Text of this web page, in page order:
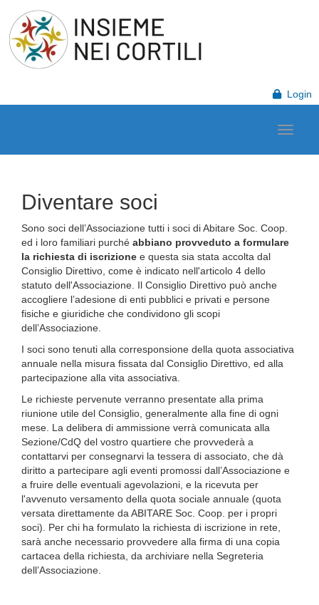
Login
Diventare soci
Sono soci dell’Associazione tutti i soci di Abitare Soc. Coop.
ed i loro familiari purché abbiano provveduto a formulare
la richiesta di iscrizione e questa sia stata accolta dal
Consiglio Direttivo, come è indicato nell'articolo 4 dello
statuto dell'Associazione. Il Consiglio Direttivo può anche
accogliere l’adesione di enti pubblici e privati e persone
fisiche e giuridiche che condividono gli scopi
dell’Associazione.
I soci sono tenuti alla corresponsione della quota associativa
annuale nella misura fissata dal Consiglio Direttivo, ed alla
partecipazione alla vita associativa.
Le richieste pervenute verranno presentate alla prima
riunione utile del Consiglio, generalmente alla fine di ogni
mese. La delibera di ammissione verrà comunicata alla
Sezione/CdQ del vostro quartiere che provvederà a
contattarvi per consegnarvi la tessera di associato, che dà
diritto a partecipare agli eventi promossi dall’Associazione e
a fruire delle eventuali agevolazioni, e la ricevuta per
l'avvenuto versamento della quota sociale annuale (quota
versata direttamente da ABITARE Soc. Coop. per i propri
soci). Per chi ha formulato la richiesta di iscrizione in rete,
sarà anche necessario provvedere alla firma di una copia
cartacea della richiesta, da archiviare nella Segreteria
dell’Associazione.